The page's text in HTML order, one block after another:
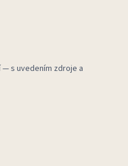
s uvedením zdroje a